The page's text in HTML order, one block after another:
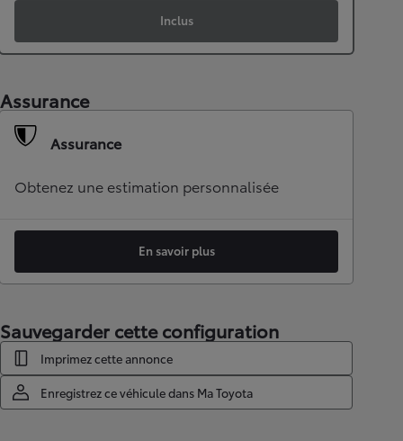
Inclus
Assurance
Assurance
Obtenez une estimation personnalisée
En savoir plus
Sauvegarder cette configuration
Imprimez cette annonce
Enregistrez ce véhicule dans Ma Toyota